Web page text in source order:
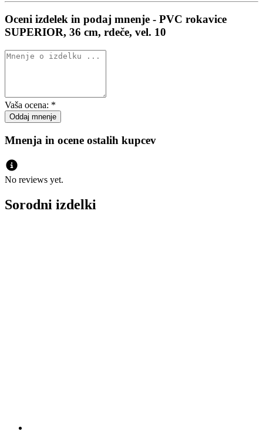
Oceni izdelek in podaj mnenje - PVC rokavice
SUPERIOR, 36 cm, rdeče, vel. 10
Vaša ocena: *
Mnenja in ocene ostalih kupcev
No reviews yet.
Sorodni izdelki